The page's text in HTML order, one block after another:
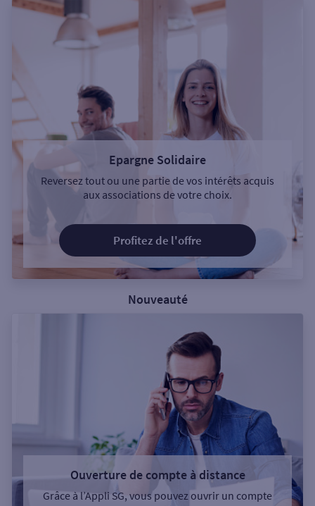
Epargne Solidaire
Reversez tout ou une partie de vos intérêts acquis
aux associations de votre choix.
Profitez de l'offre
Nouveauté
Ouverture de compte à distance
Grâce à l’Appli SG, vous pouvez ouvrir un compte